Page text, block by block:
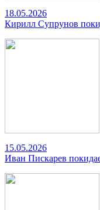
18.05.2026
Кирилл Супрунов
15.05.2026
Иван Пискарев